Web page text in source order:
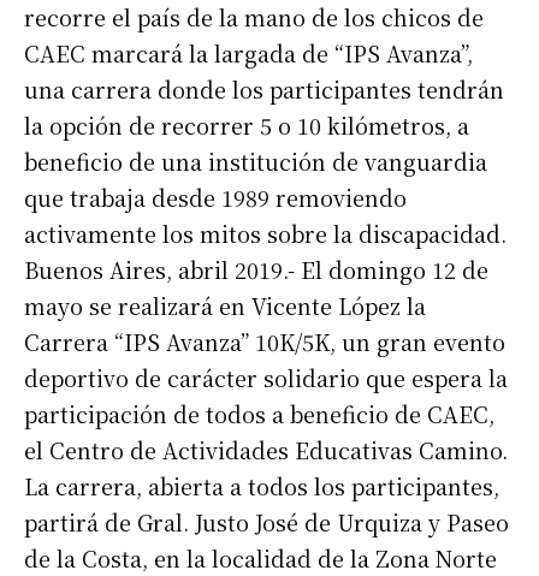
recorre el país de la mano de los chicos de
CAEC marcará la largada de “IPS Avanza”,
una carrera donde los participantes tendrán
la opción de recorrer 5 o 10 kilómetros, a
beneficio de una institución de vanguardia
que trabaja desde 1989 removiendo
activamente los mitos sobre la discapacidad.
Buenos Aires, abril 2019.- El domingo 12 de
mayo se realizará en Vicente López la
Carrera “IPS Avanza” 10K/5K, un gran evento
deportivo de carácter solidario que espera la
participación de todos a beneficio de CAEC,
el Centro de Actividades Educativas Camino.
La carrera, abierta a todos los participantes,
partirá de Gral. Justo José de Urquiza y Paseo
de la Costa, en la localidad de la Zona Norte